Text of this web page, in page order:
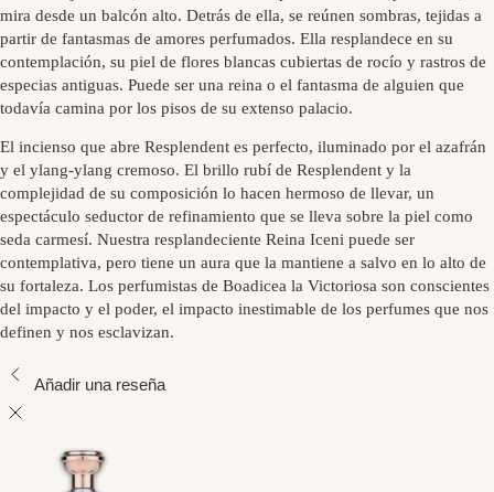
mira desde un balcón alto. Detrás de ella, se reúnen sombras, tejidas a
partir de fantasmas de amores perfumados. Ella resplandece en su
contemplación, su piel de flores blancas cubiertas de rocío y rastros de
especias antiguas. Puede ser una reina o el fantasma de alguien que
todavía camina por los pisos de su extenso palacio.
El incienso que abre Resplendent es perfecto, iluminado por el azafrán
y el ylang-ylang cremoso. El brillo rubí de Resplendent y la
complejidad de su composición lo hacen hermoso de llevar, un
espectáculo seductor de refinamiento que se lleva sobre la piel como
seda carmesí. Nuestra resplandeciente Reina Iceni puede ser
contemplativa, pero tiene un aura que la mantiene a salvo en lo alto de
su fortaleza. Los perfumistas de Boadicea la Victoriosa son conscientes
del impacto y el poder, el impacto inestimable de los perfumes que nos
definen y nos esclavizan.
Añadir una reseña